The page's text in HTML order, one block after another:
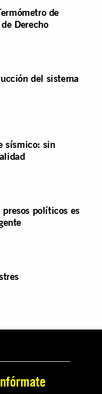
de
Derecho
del sistema
sísmico: sin
políticos es